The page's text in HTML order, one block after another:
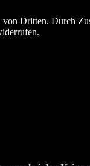
von Dritten. Durch